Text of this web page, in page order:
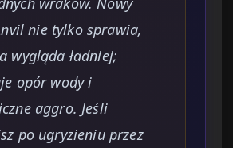
nie tylko sprawia,
wygląda ładniej;
opór wody i
aggro. Jeśli
po ugryzieniu przez